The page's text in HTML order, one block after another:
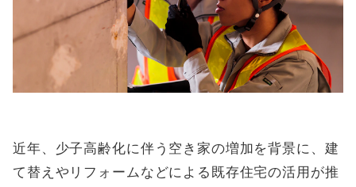
近年、少子高齢化に伴う空き家の増加を背景に、建
て替えやリフォームなどによる既存住宅の活用が推